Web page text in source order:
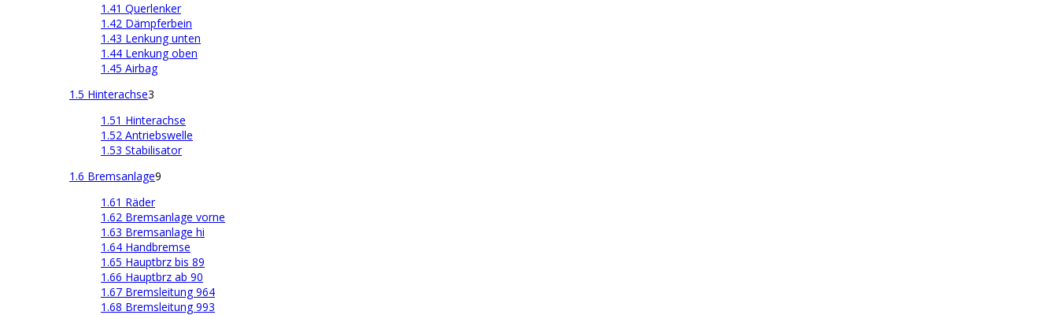
1.41 Querlenker
1.42 Dämpferbein
1.43 Lenkung unten
1.44 Lenkung oben
1.45 Airbag
1.5 Hinterachse3
1.51 Hinterachse
1.52 Antriebswelle
1.53 Stabilisator
1.6 Bremsanlage9
1.61 Räder
1.62 Bremsanlage vorne
1.63 Bremsanlage hi
1.64 Handbremse
1.65 Hauptbrz bis 89
1.66 Hauptbrz ab 90
1.67 Bremsleitung 964
1.68 Bremsleitung 993